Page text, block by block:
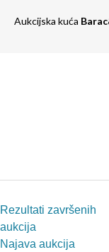
Aukcijska kuća
Rezultati završenih
aukcija
Najava aukcija